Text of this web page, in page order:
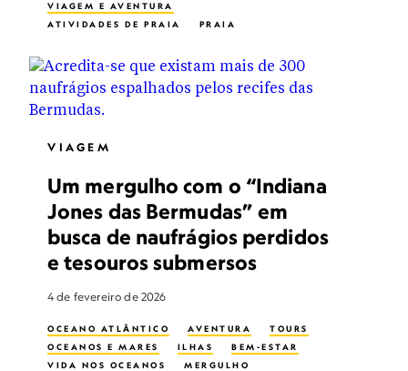
VIAGEM E AVENTURA
ATIVIDADES DE PRAIA
PRAIA
VIAGEM
Um mergulho com o “Indiana
Jones das Bermudas” em
busca de naufrágios perdidos
e tesouros submersos
4 de fevereiro de 2026
OCEANO ATLÂNTICO AVENTURA
TOURS
OCEANOS E MARES
ILHAS
BEM-ESTAR
VIDA NOS OCEANOS
MERGULHO